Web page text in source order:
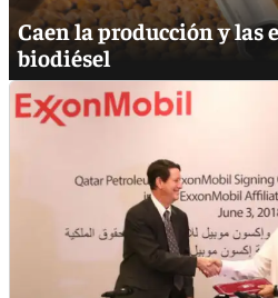
Caen la producción y las
biodiésel